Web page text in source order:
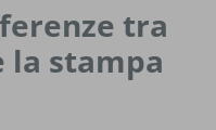
tra
la stampa